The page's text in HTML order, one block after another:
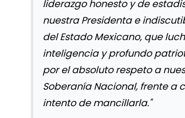
liderazgo honesto y de
nuestra Presidenta e
del Estado Mexicano, que
inteligencia y profundo
por el absoluto respeto a
Soberanía Nacional, frente a
intento de mancillarla."